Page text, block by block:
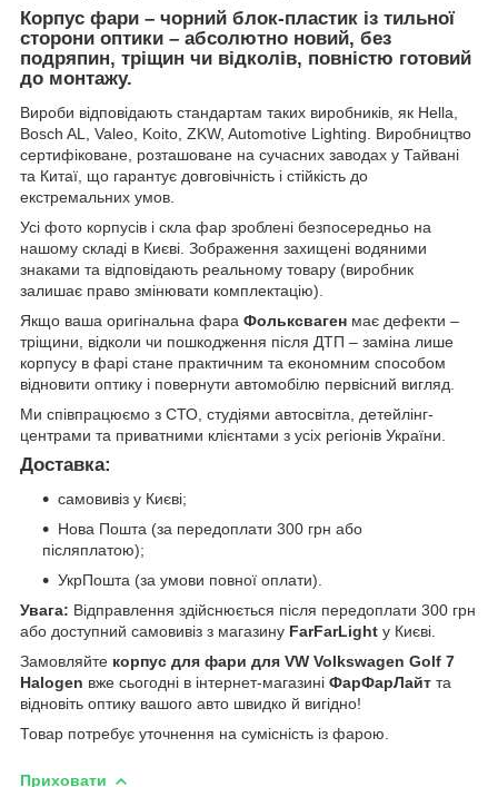
Корпус фари – чорний блок-пластик із тильної
сторони оптики – абсолютно новий, без
подряпин, тріщин чи відколів, повністю готовий
до монтажу.
Вироби відповідають стандартам таких виробників, як Hella,
Bosch AL, Valeo, Koito, ZKW, Automotive Lighting. Виробництво
сертифіковане, розташоване на сучасних заводах у Тайвані
та Китаї, що гарантує довговічність і стійкість до
екстремальних умов.
Усі фото корпусів і скла фар зроблені безпосередньо на
нашому складі в Києві. Зображення захищені водяними
знаками та відповідають реальному товару (виробник
залишає право змінювати комплектацію).
Якщо ваша оригінальна фара Фольксваген має дефекти –
тріщини, відколи чи пошкодження після ДТП – заміна лише
корпусу в фарі стане практичним та економним способом
відновити оптику і повернути автомобілю первісний вигляд.
Ми співпрацюємо з СТО, студіями автосвітла, детейлінг-
центрами та приватними клієнтами з усіх регіонів України.
Доставка:
самовивіз у Києві;
Нова Пошта (за передоплати 300 грн або
післяплатою);
УкрПошта (за умови повної оплати).
Увага: Відправлення здійснюється після передоплати 300 грн
або доступний самовивіз з магазину FarFarLight у Києві.
Замовляйте корпус для фари для VW Volkswagen Golf 7
Halogen вже сьогодні в інтернет-магазині ФарФарЛайт та
відновіть оптику вашого авто швидко й вигідно!
Товар потребує уточнення на сумісність із фарою.
Приховати